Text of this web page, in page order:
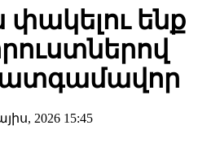
փակելու ենք
2026 15:45